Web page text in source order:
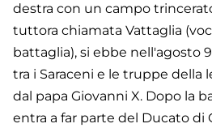
destra con un campo
tuttora chiamata Vattaglia
battaglia), si ebbe nell'agosto
tra i Saraceni e le truppe della
dal papa Giovanni X. Dopo la
entra a far parte del Ducato di